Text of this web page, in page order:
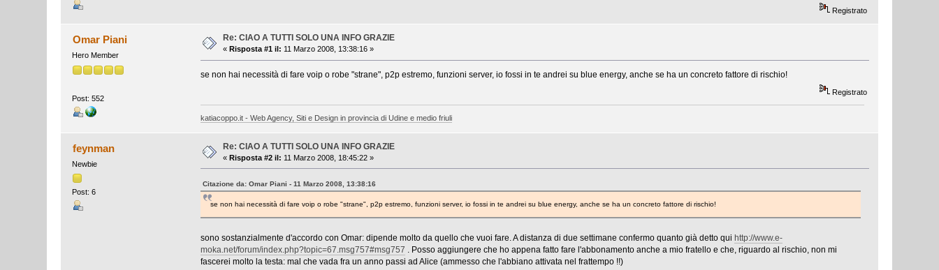
Registrato
Omar Piani
Hero Member
Post: 552
Re: CIAO A TUTTI SOLO UNA INFO GRAZIE
« Risposta #1 il: 11 Marzo 2008, 13:38:16 »
se non hai necessità di fare voip o robe "strane", p2p estremo, funzioni server, io fossi in te andrei su blue energy, anche se ha un concreto fattore di rischio!
Registrato
katiacoppo.it - Web Agency, Siti e Design in provincia di Udine e medio friuli
feynman
Newbie
Post: 6
Re: CIAO A TUTTI SOLO UNA INFO GRAZIE
«Risposta #2 il: 11 Marzo 2008, 18:45:22 »
Citazione da: Omar Piani - 11 Marzo 2008, 13:38:16
se non hai necessità di fare voip o robe "strane", p2p estremo, funzioni server, io fossi in te andrei su blue energy, anche se ha un concreto fattore di rischio!
sono sostanzialmente d'accordo con Omar: dipende molto da quello che vuoi fare. A distanza di due settimane confermo quanto già detto qui http://www.e-
moka.net/forum/index.php?topic=67.msg757#msg757 . Posso aggiungere che ho appena fatto fare l'abbonamento anche a mio fratello e che, riguardo al rischio, non mi
fascerei molto la testa: mal che vada fra un anno passi ad Alice (ammesso che l'abbiano attivata nel frattempo !!)